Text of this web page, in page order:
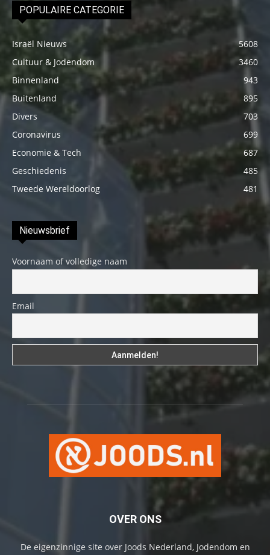
POPULAIRE CATEGORIE
Israël Nieuws
5608
Cultuur & Jodendom
3460
Binnenland
943
Buitenland
895
Divers
703
Coronavirus
699
Economie & Tech
687
Geschiedenis
485
Tweede Wereldoorlog
481
Nieuwsbrief
Voornaam of volledige naam
Email
OVER ONS
De eigenzinnige site over Joods Nederland, Jodendom en